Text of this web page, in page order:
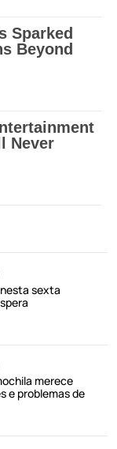
sexta
merece
e problemas de